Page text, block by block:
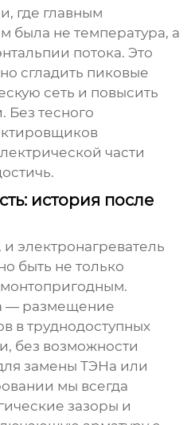
, где главным
была не температура, а
потока. Это
сгладить пиковые
сеть и повысить
тесного
части
история после
иэлектронагреватель
быть не только
— размещение
в труднодоступных
без возможности
замены ТЭНа или
мы всегда
зазоры и